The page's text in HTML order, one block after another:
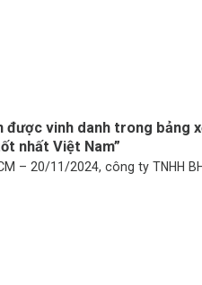
được vinh danh trong bảng
nhất Việt Nam”
– 20/11/2024, công ty TNHH